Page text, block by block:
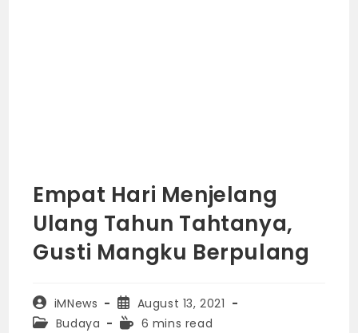
Empat Hari Menjelang
Ulang Tahun Tahtanya,
Gusti Mangku Berpulang
Post
author:
iMNews
Post
published:
August 13, 2021
PostBudaya
Reading6 mins read